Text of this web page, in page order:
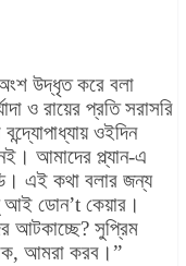
উদ্ধৃত করে বলা
ও রায়ের প্রতি সরাসরি
ওইদিন
আমাদের প্ল্যান-এ
এই কথা বলার জন্য
আই ডোন’t কেয়ার।
আটকাচ্ছে? সুপ্রিম
আমরা করব।”